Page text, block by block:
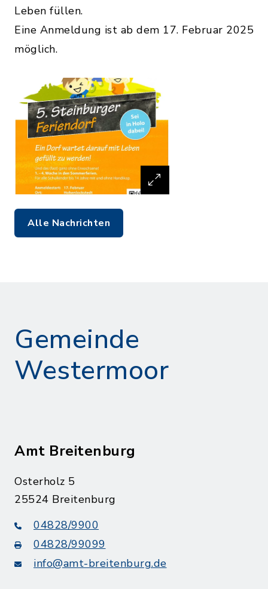
Leben füllen.
Eine Anmeldung ist ab dem 17. Februar 2025
möglich.
Alle Nachrichten
Gemeinde
Westermoor
Amt Breitenburg
Osterholz 5
25524 Breitenburg
04828/9900
04828/99099
info@amt-breitenburg.de